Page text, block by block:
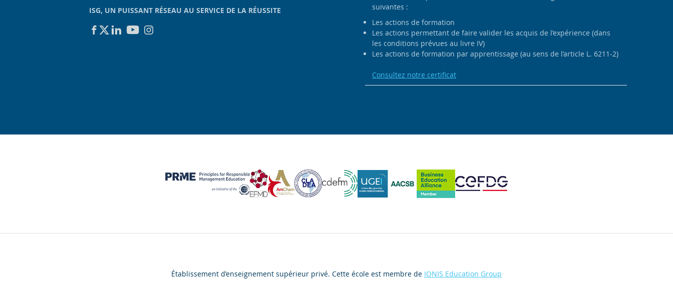
ISG, UN PUISSANT RÉSEAU AU SERVICE DE LA RÉUSSITE
suivantes :
Les actions de formation
Les actions permettant de faire valider les acquis de l’expérience (dans
les conditions prévues au livre IV)
Les actions de formation par apprentissage (au sens de l’article L. 6211-2)
Consultez notre certificat
Établissement d’enseignement supérieur privé. Cette école est membre de IONIS Education Group